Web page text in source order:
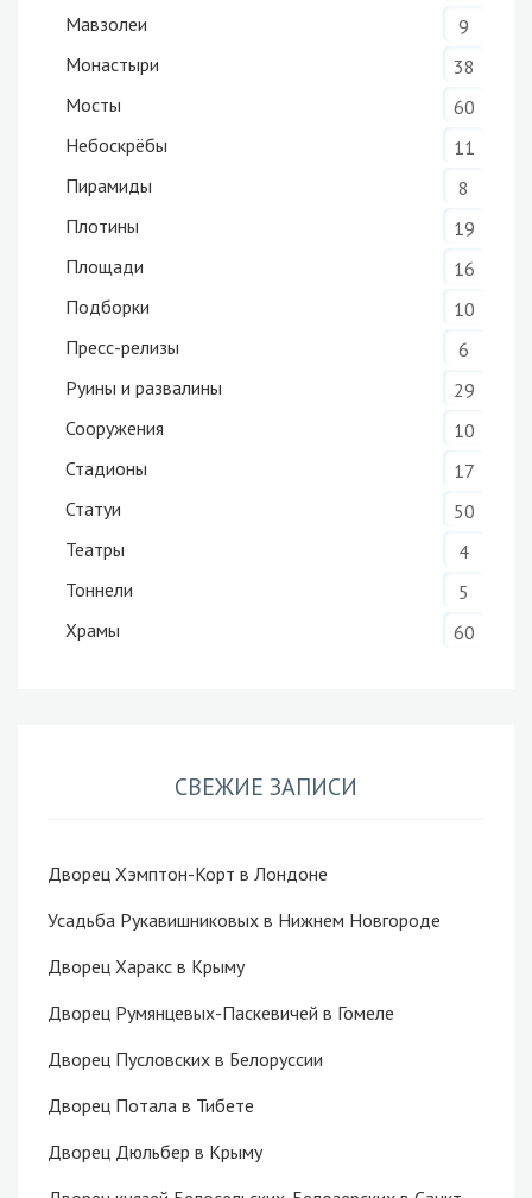
Мавзолеи
9
Монастыри
38
Мосты
60
Небоскрёбы
11
Пирамиды
8
Плотины
19
Площади
16
Подборки
10
Пресс-релизы
6
Руины и развалины
29
Сооружения
10
Стадионы
17
Статуи
50
Театры
4
Тоннели
5
Храмы
60
СВЕЖИЕ ЗАПИСИ
Дворец Хэмптон-Корт в Лондоне
Усадьба Рукавишниковых в Нижнем Новгороде
Дворец Харакс в Крыму
Дворец Румянцевых-Паскевичей в Гомеле
Дворец Пусловских в Белоруссии
Дворец Потала в Тибете
Дворец Дюльбер в Крыму